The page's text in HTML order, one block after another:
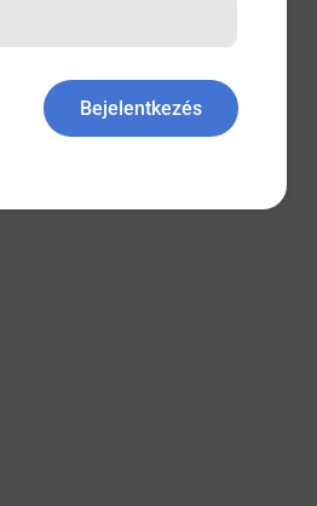
a lépéshossz, míg a
természetes, a járáskor
reserved
Bejelentkezés